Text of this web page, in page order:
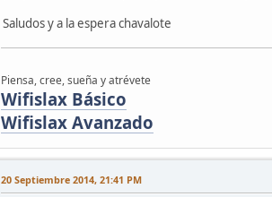
Saludos y a la espera chavalote
Piensa, cree, sueña y atrévete
Wifislax Básico
Wifislax Avanzado
20 Septiembre 2014, 21:41 PM